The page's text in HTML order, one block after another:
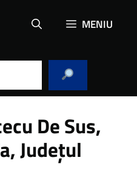
MENIU
De Sus,
Județul